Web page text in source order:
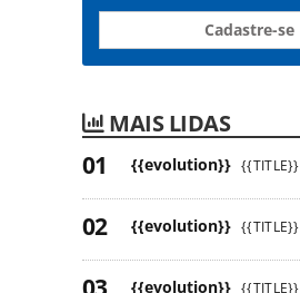
Cadastre-se
MAIS LIDAS
{{evolution}} {{TITLE}}
{{evolution}} {{TITLE}}
{{evolution}} {{TITLE}}